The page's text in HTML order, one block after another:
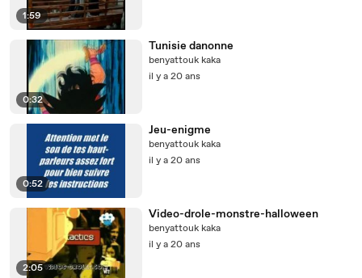
1:59
0:32
Tunisie danonne
benyattouk kaka
il y a 20 ans
0:52
Jeu-enigme
benyattouk kaka
il y a 20 ans
2:05
Video-drole-monstre-halloween
benyattouk kaka
il y a 20 ans